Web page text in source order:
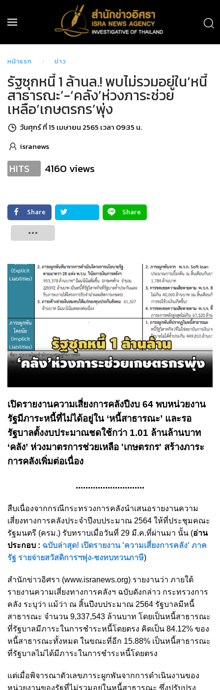
หน้าแรก ข่าว
รัฐซุกหนี้ 1 ล้านล.! พบไม่รวมอยู่ใน‘หนี้
สาธารณะ’-‘คลัง’ห่วงภาระช่วย
เหลือ‘เกษตรกร’พุ่ง
วันศุกร์ ที่ 15 เมษายน 2565 เวลา 09:35 น.
isranews
HITS 4160 views
Share
Share
เปิดรายงานความเสี่ยงการคลังปีงบ 64 พบหน่วยงาน
รัฐมีภาระหนี้ที่ไม่ได้อยู่ใน ‘หนี้สาธารณะ’ และรอ
รัฐบาลตั้งงบประมาณชดใช้กว่า 1.01 ล้านล้านบาท
‘คลัง’ ห่วงมาตรการช่วยเหลือ 'เกษตรกร' สร้างภาระ
การคลังเพิ่มต่อเนื่อง
............................
สืบเนื่องจากกรณีกระทรวงการคลังนำเสนอรายงานความ
เสี่ยงทางการคลังประจำปีงบประมาณ 2564 ให้ที่ประชุมคณะ
รัฐมนตรี (ครม.) รับทราบเมื่อวันที่ 29 มี.ค.ที่ผ่านมา นั้น (อ่าน
ประกอบ : ฉบับล่าสุด! เปิดรายงาน 'ความเสี่ยงการคลัง' ภาค
รัฐ รายจ่ายสวัสดิการฯพุ่ง-ชงทบทวนภาษี)
สำนักข่าวอิศรา (www.isranews.org) รายงานว่า ภายใต้
รายงานความเสี่ยงทางการคลังฯ ฉบับดังกล่าว กระทรวงการ
คลัง ระบุว่า แม้ว่า ณ สิ้นปีงบประมาณ 2564 รัฐบาลมีหนี้
สาธารณะ จำนวน 9,337,543 ล้านบาท โดยเป็นหนี้สาธารณะ
ที่รัฐบาลมีภาระในการชำระหนี้โดยตรง คิดเป็น 84.12% ของ
หนี้สาธารณะทั้งหมด ในขณะที่อีก 15.88% เป็นหนี้สาธารณะ
ที่รัฐบาลไม่ได้มีภาระในการชำระหนี้โดยตรง
แต่เมื่อพิจารณาตัวเลขภาระผูกพันจากการดำเนินงานของ
หน่วยงานของรัฐที่ไม่รวมอยู่ในหนี้สาธารณะ ซึ่งปรับปรุง